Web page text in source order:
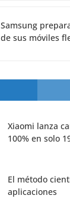
Samsung
de sus móviles
Xiaomi lanza
100% en solo
El método
aplicaciones